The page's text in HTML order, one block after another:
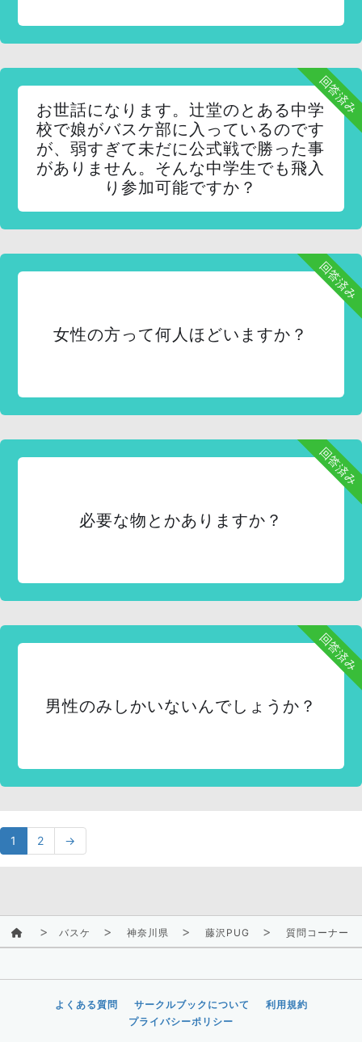
回答済み
お世話になります。辻堂のとある中学
校で娘がバスケ部に入っているのです
が、弱すぎて未だに公式戦で勝った事
がありません。そんな中学生でも飛入
り参加可能ですか？
回答済み
女性の方って何人ほどいますか？
回答済み
必要な物とかありますか？
回答済み
男性のみしかいないんでしょうか？
1 2 →
バスケ 神奈川県 藤沢PUG 質問コーナー
よくある質問 サークルブックについて
利用規約
プライバシーポリシー